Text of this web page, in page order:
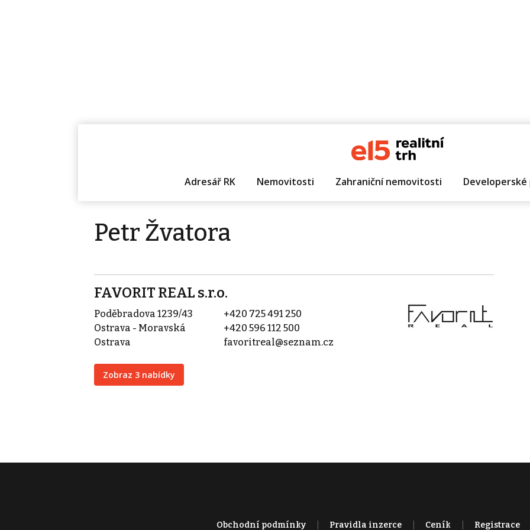
Adresář RK Nemovitosti Zahraniční nemovitosti
Petr Žvatora
FAVORIT REAL s.r.o.
Poděbradova 1239/43
Ostrava - Moravská
Ostrava
Zobraz 3 nabídky
+420 725 491 250
+420 596 112 500
favoritreal@seznam.cz
Obchodní podmínky Pravidla inzerce Ceník Registrace